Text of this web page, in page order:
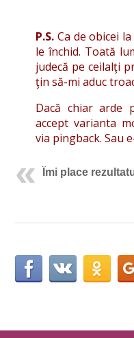
P.S. Ca de obicei
le închid. Toată
judecă pe ceilalţi
ţin să-mi aduc
Dacă chiar arde
accept varianta
via pingback. Sau
Îmi place